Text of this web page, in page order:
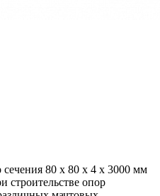
сечения 80 х 80 х 4 x 3000 мм
строительстве опор